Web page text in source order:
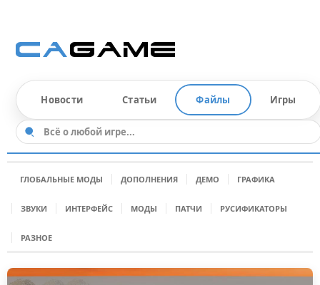
Новости Статьи Файлы Игры
ГЛОБАЛЬНЫЕ МОДЫ ДОПОЛНЕНИЯ ДЕМО ГРАФИКА
ЗВУКИ ИНТЕРФЕЙС МОДЫ ПАТЧИ РУСИФИКАТОРЫ
РАЗНОЕ